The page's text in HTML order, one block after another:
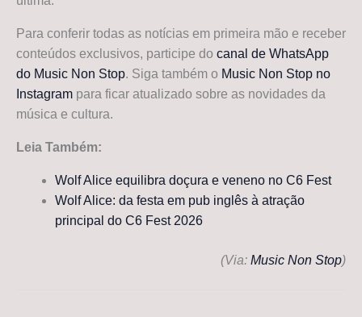
Para conferir todas as notícias em primeira mão e receber
conteúdos exclusivos, participe do canal de WhatsApp
do Music Non Stop. Siga também o Music Non Stop no
Instagram para ficar atualizado sobre as novidades da
música e cultura.
Leia Também:
Wolf Alice equilibra doçura e veneno no C6 Fest
Wolf Alice: da festa em pub inglês à atração
principal do C6 Fest 2026
(Via: Music Non Stop)